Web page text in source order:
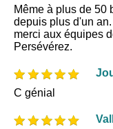
Même à plus de 50
depuis plus d'un
merci aux équipes
Persévérez.
C génial